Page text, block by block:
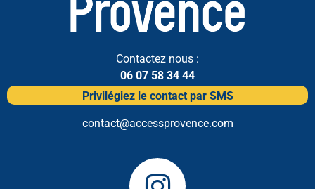
Contactez nous :
06 07 58 34 44
Privilégiez le contact par SMS
contact@accessprovence.com